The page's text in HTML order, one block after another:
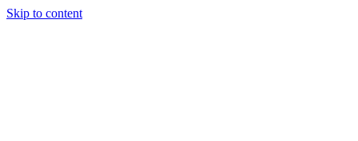
Skip to content